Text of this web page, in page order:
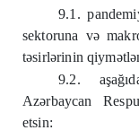
9.1.
sektoruna və
təsirlərinin
9.2.
Azərbaycan
etsin: